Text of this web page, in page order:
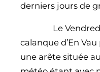
derniers jours de
Le Vendredi,
calanque d’En
une arête située